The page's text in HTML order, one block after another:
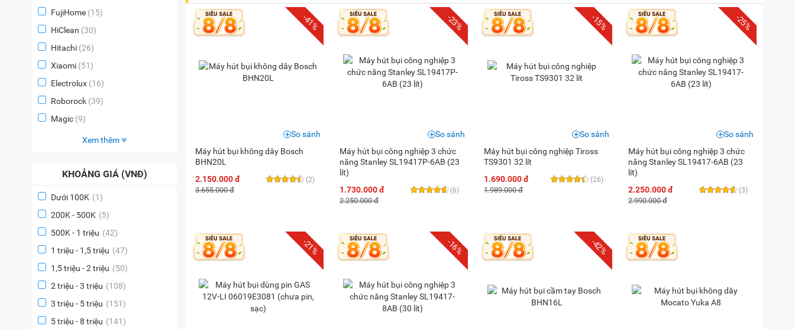
FujiHome (15)
HiClean (30)
Hitachi (26)
Xiaomi (51)
Electrolux (16)
Roborock (39)
Magic (9)
Xem thêm
KHOẢNG GIÁ (VNĐ)
Dưới 100K (1)
200K - 500K (5)
500K - 1 triệu (42)
1 triệu - 1,5 triệu (47)
1,5 triệu - 2 triệu (50)
2 triệu - 3 triệu (108)
3 triệu - 5 triệu (151)
5 triệu - 8 triệu (141)
-41%
Máy hút bụi không dây Bosch
BHN20L
(2)
2.150.000 đ
3.655.000 đ
So sánh
-23%
Máy hút bụi công nghiệp 3 chức
năng Stanley SL19417P-6AB (23
lít)
(6)
1.730.000 đ
2.250.000 đ
So sánh
-15%
Máy hút bụi công nghiệp Tiross
TS9301 32 lít
(26)
1.690.000 đ
1.989.000 đ
So sánh
-25%
Máy hút bụi công nghiệp 3 chức
năng Stanley SL19417-6AB (23
lít)
(3)
2.250.000 đ
2.990.000 đ
So sánh
-21% -16% -42%